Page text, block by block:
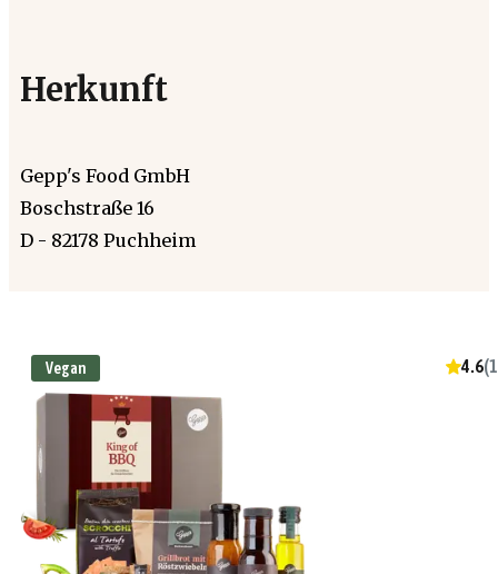
Herkunft
Gepp's Food GmbH
Boschstraße 16
D - 82178 Puchheim
Vegan 4.6(